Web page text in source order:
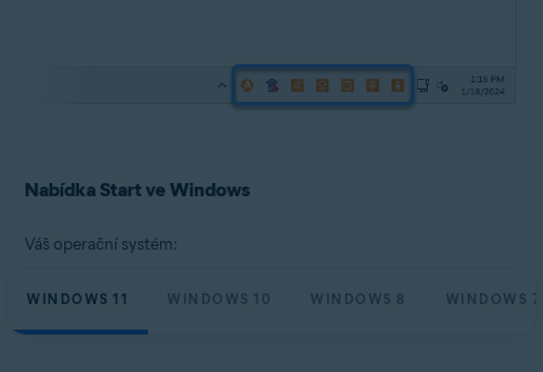
Nabídka Start ve Windows
Váš operační systém:
WINDOWS 11 WINDOWS 10 WINDOWS 8 WINDOWS 7